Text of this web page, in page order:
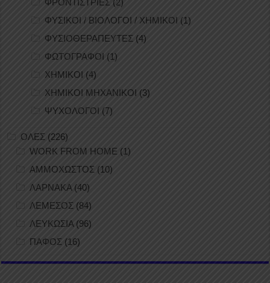
ΦΡΟΝΤΙΣΤΡΙΕΣ (2)
ΦΥΣΙΚΟΙ / ΒΙΟΛΟΓΟΙ / ΧΗΜΙΚΟΙ (1)
ΦΥΣΙΟΘΕΡΑΠΕΥΤΕΣ (4)
ΦΩΤΟΓΡΑΦΟΙ (1)
ΧΗΜΙΚΟΙ (4)
ΧΗΜΙΚΟΙ ΜΗΧΑΝΙΚΟΙ (3)
ΨΥΧΟΛΟΓΟΙ (7)
ΟΛΕΣ (226)
WORK FROM HOME (1)
ΑΜΜΟΧΩΣΤΟΣ (10)
ΛΑΡΝΑΚΑ(40)
ΛΕΜΕΣΟΣ (84)
ΛΕΥΚΩΣΙΑ(96)
ΠΑΦΟΣ (16)